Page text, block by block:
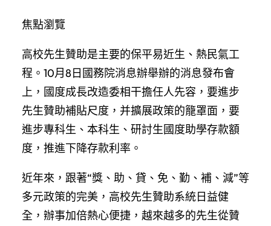
焦點瀏覽
高校先生贊助是主要的保平易近生、熱民氣工
程。10月8日國務院消息辦舉辦的消息發布會
上，國度成長改造委相干擔任人先容，要進步
先生贊助補貼尺度，并擴展政策的籠罩面，要
進步專科生、本科生、研討生國度助學存款額
度，推進下降存款利率。
近年來，跟著“獎、助、貸、免、勤、補、減”等
多元政策的完美，高校先生贊助系統日益健
全，辦事加倍熱心便捷，越來越多的先生從贊